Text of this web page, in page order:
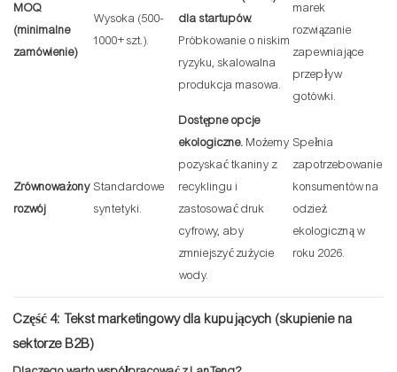
MOQ
(minimalne
zamówienie)
Wysoka (500-
1000+ szt.).
dla startupów.
Próbkowanie o niskim
ryzyku, skalowalna
produkcja masowa.
marek
rozwiązanie
zapewniające
przepływ
gotówki.
Zrównoważony
rozwój
Standardowe
syntetyki.
Dostępne opcje
ekologiczne. Możemy
pozyskać tkaniny z
recyklingu i
zastosować druk
cyfrowy, aby
zmniejszyć zużycie
wody.
Spełnia
zapotrzebowanie
konsumentów na
odzież
ekologiczną w
roku 2026.
Część 4: Tekst marketingowy dla kupujących (skupienie na
sektorze B2B)